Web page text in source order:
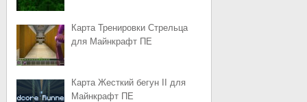
Карта Тренировки Стрельца
для Майнкрафт ПЕ
Карта Жесткий бегун II для
Майнкрафт ПЕ